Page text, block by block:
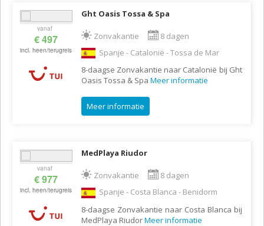
vanaf
€ 497
incl. heen/terugreis
Ght Oasis Tossa & Spa
Zonvakantie
8 dagen
Spanje - Catalonië - Tossa de Mar
8-daagse Zonvakantie naar Catalonië bij Ght
Oasis Tossa & Spa Meer informatie
Meer informatie
vanaf
€ 977
incl. heen/terugreis
MedPlaya Riudor
Zonvakantie
8 dagen
Spanje - Costa Blanca - Benidorm
8-daagse Zonvakantie naar Costa Blanca bij
MedPlaya RiudorMeer informatie